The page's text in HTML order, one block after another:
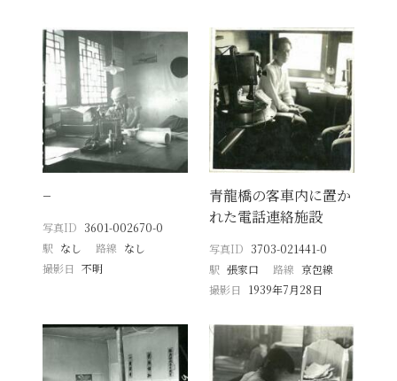
−
写真ID 3601-002670-0
駅 なし 路線 なし
撮影日
不明
青龍橋の客車内に置か
れた電話連絡施設
写真ID 3703-021441-0
駅 張家口 路線 京包線
撮影日
1939年7月28日